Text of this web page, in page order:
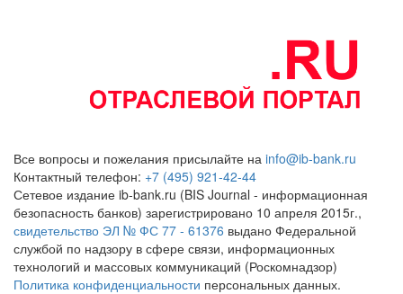
Все вопросы и пожелания присылайте на info@ib-bank.ru
Контактный телефон: +7 (495) 921-42-44
Сетевое издание ib-bank.ru (BIS Journal - информационная
безопасность банков) зарегистрировано 10 апреля 2015г.,
свидетельство ЭЛ № ФС 77 - 61376 выдано Федеральной
службой по надзору в сфере связи, информационных
технологий и массовых коммуникаций (Роскомнадзор)
Политика конфиденциальности персональных данных.